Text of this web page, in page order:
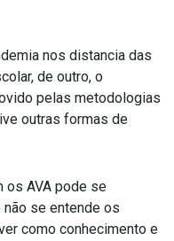
nos distancia das
de outro, o
pelas metodologias
outras formas de
os AVA pode se
se entende os
como conhecimento e